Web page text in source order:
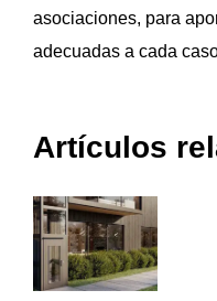
asociaciones, para
adecuadas a cada
Artículos